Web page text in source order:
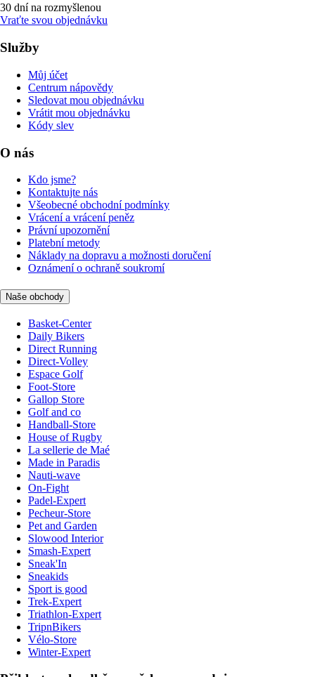
30 dní na rozmyšlenou
Vraťte svou objednávku
Služby
Můj účet
Centrum nápovědy
Sledovat mou objednávku
Vrátit mou objednávku
Kódy slev
O nás
Kdo jsme?
Kontaktujte nás
Všeobecné obchodní podmínky
Vrácení a vrácení peněz
Právní upozornění
Platební metody
Náklady na dopravu a možnosti doručení
Oznámení o ochraně soukromí
Naše obchody
Basket-Center
Daily Bikers
Direct Running
Direct-Volley
Espace Golf
Foot-Store
Gallop Store
Golf and co
Handball-Store
House of Rugby
La sellerie de Maé
Made in Paradis
Nauti-wave
On-Fight
Padel-Expert
Pecheur-Store
Pet and Garden
Slowood Interior
Smash-Expert
Sneak'In
Sneakids
Sport is good
Trek-Expert
Triathlon-Expert
TripnBikers
Vélo-Store
Winter-Expert